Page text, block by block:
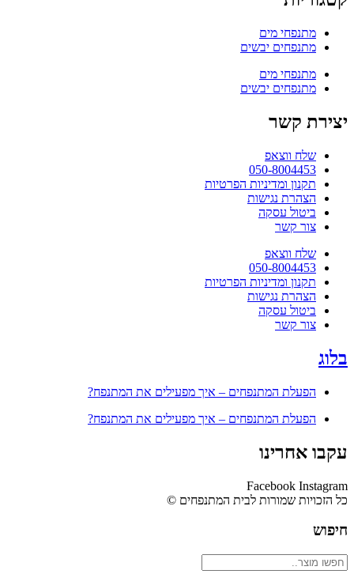
מתנפחי מים
מתנפחים יבשים
מתנפחי מים
מתנפחים יבשים
יצירת קשר
שלח ווצאפ
050-8004453
תקנון ומדיניות הפרטיות
הצהרת נגישות
ביטול עסקה
צור קשר
שלח ווצאפ
050-8004453
תקנון ומדיניות הפרטיות
הצהרת נגישות
ביטול עסקה
צור קשר
בלוג
הפעלת המתנפחים – איך מפעילים את המתנפח?
הפעלת המתנפחים – איך מפעילים את המתנפח?
עקבו אחרינו
Facebook Instagram
כל הזכויות שמורות לבית המתנפחים ©​
חיפוש
Search